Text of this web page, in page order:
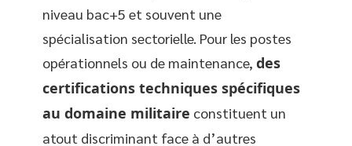
niveau bac+5 et souvent une
spécialisation sectorielle. Pour les postes
opérationnels ou de maintenance, des
certifications techniques spécifiques
au domaine militaire constituent un
atout discriminant face à d’autres